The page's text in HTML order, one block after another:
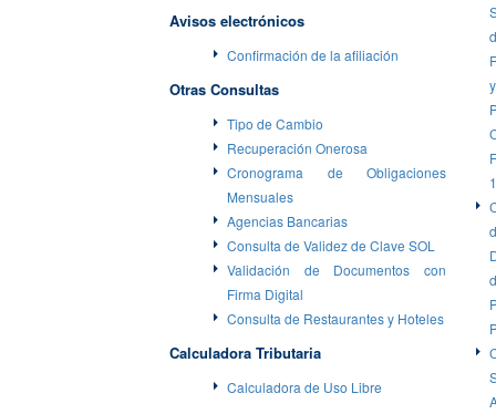
Avisos electrónicos
Confirmación de la afiliación
Otras Consultas
Tipo de Cambio
Recuperación Onerosa
Cronograma de Obligaciones
Mensuales
Agencias Bancarias
Consulta de Validez de Clave SOL
Validación de Documentos con
Firma Digital
Consulta de Restaurantes y Hoteles
Calculadora Tributaria
Calculadora de Uso Libre
y